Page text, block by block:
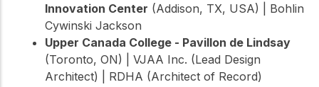
Innovation Center (Addison, TX, USA) | Bohlin
Cywinski Jackson
Upper Canada College - Pavillon de Lindsay
(Toronto, ON) | VJAA Inc. (Lead Design
Architect) | RDHA (Architect of Record)